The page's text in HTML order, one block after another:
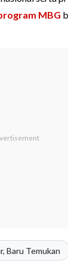
MBG
Baru Temukan